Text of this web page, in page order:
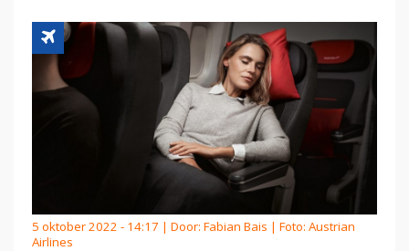
5 oktober 2022 - 14:17 | Door: Fabian Bais | Foto: Austrian
Airlines